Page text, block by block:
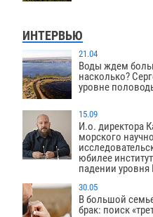
ИНТЕРВЬЮ
21.04
Воды ждем
насколько?
уровне
15.09
И.о. директора
морского
юбилее
падении уровня
30.05
В большой
брак: поиск